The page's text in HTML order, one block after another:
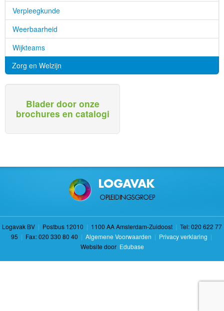
Verpleegkunde
Weerbaarheid
Wijkteams
Zorg en Welzijn
Blader door onze
brochures en catalogi
Logavak BV | Postbus 12010 | 1100 AA Amsterdam-Zuidoost | Tel: 020 622 77
95 | Fax: 020 330 80 40 | Algemene Voorwaarden | Privacy verklaring |
Website door Edubase